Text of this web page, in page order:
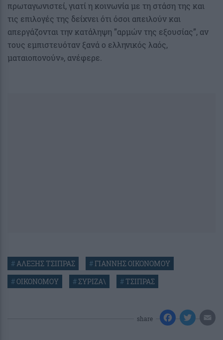
πρωταγωνιστεί, γιατί η κοινωνία με τη στάση της και
τις επιλογές της δείχνει ότι όσοι απειλούν και
απεργάζονται την κατάληψη ”αρμών της εξουσίας”, αν
τους εμπιστευόταν ξανά ο ελληνικός λαός,
ματαιοπονούν», ανέφερε.
#ΑΛΕΞΗΣ ΤΣΙΠΡΑΣ #ΓΙΑΝΝΗΣ ΟΙΚΟΝΟΜΟΥ
#ΟΙΚΟΝΟΜΟΥ #ΣΥΡΙΖΑ\ # ΤΣΙΠΡΑΣ
share